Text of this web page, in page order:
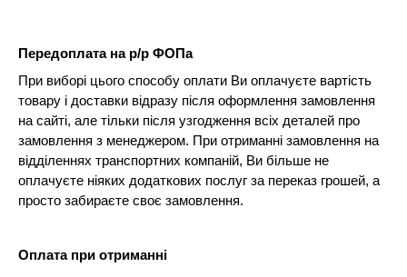
Передоплата на р/р ФОПа
При виборі цього способу оплати Ви оплачуєте вартість
товару і доставки відразу після оформлення замовлення
на сайті, але тільки після узгодження всіх деталей про
замовлення з менеджером. При отриманні замовлення на
відділеннях транспортних компаній, Ви більше не
оплачуєте ніяких додаткових послуг за переказ грошей, а
просто забираєте своє замовлення.
Оплата при отриманні